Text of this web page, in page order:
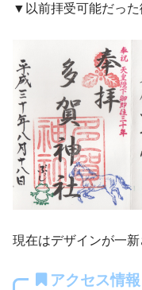
▼以前拝受可能だった
現在はデザインが一新
アクセス情報